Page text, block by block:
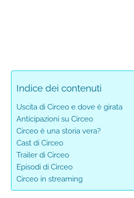
Indice dei contenuti
Uscita di Circeo e dove è girata
Anticipazioni su Circeo
Circeo è una storia vera?
Cast di Circeo
Trailer di Circeo
Episodi di Circeo
Circeo in streaming